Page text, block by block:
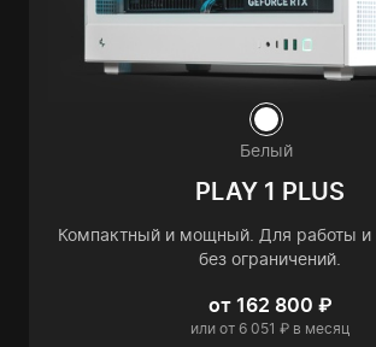
Белый
PLAY 1 PLUS
Компактный и мощный. Для работы и
без ограничений.
от 162 800 ₽
или от 6 051 ₽ в месяц